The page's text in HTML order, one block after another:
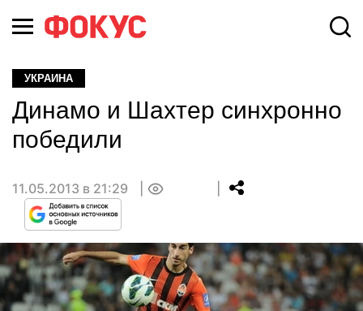
УКРАИНА
Динамо и Шахтер синхронно
победили
11.05.2013 в 21:29